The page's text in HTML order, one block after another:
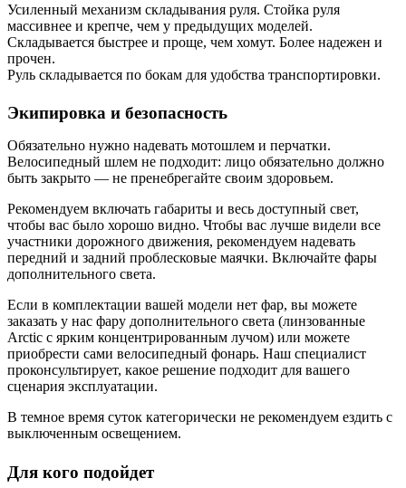
Усиленный механизм складывания руля. Стойка руля
массивнее и крепче, чем у предыдущих моделей.
Складывается быстрее и проще, чем хомут. Более надежен и
прочен.
Руль складывается по бокам для удобства транспортировки.
Экипировка и безопасность
Обязательно нужно надевать мотошлем и перчатки.
Велосипедный шлем не подходит: лицо обязательно должно
быть закрыто — не пренебрегайте своим здоровьем.
Рекомендуем включать габариты и весь доступный свет,
чтобы вас было хорошо видно. Чтобы вас лучше видели все
участники дорожного движения, рекомендуем надевать
передний и задний проблесковые маячки. Включайте фары
дополнительного света.
Если в комплектации вашей модели нет фар, вы можете
заказать у нас фару дополнительного света (линзованные
Arctic с ярким концентрированным лучом) или можете
приобрести сами велосипедный фонарь. Наш специалист
проконсультирует, какое решение подходит для вашего
сценария эксплуатации.
В темное время суток категорически не рекомендуем ездить с
выключенным освещением.
Для кого подойдет